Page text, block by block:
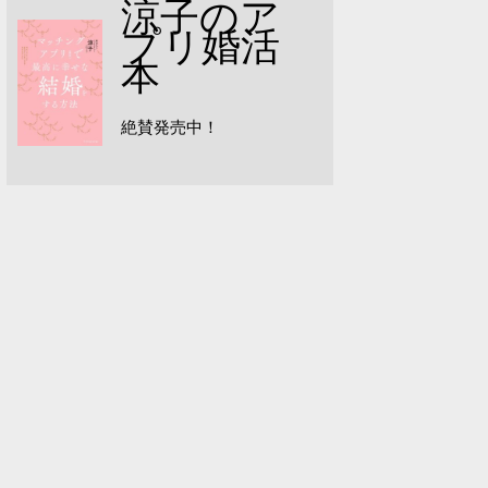
涼子のア
プリ婚活
本
絶賛発売中！